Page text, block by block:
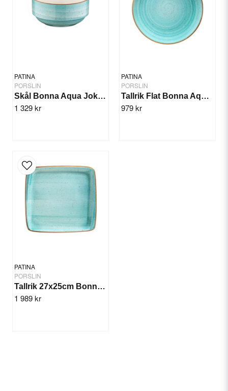
PATINA
PORSLIN
Skål Bonna Aqua Joker 14cm/12st
1 329 kr
PATINA
PORSLIN
Tallrik Flat Bonna Aqua 30cm/6st
979 kr
PATINA
PORSLIN
Tallrik 27x25cm Bonna Aqua
1 989 kr
Yes, you can publish my question.